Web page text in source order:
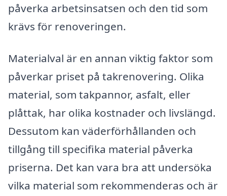
påverka arbetsinsatsen och den tid som
krävs för renoveringen.
Materialval är en annan viktig faktor som
påverkar priset på takrenovering. Olika
material, som takpannor, asfalt, eller
plåttak, har olika kostnader och livslängd.
Dessutom kan väderförhållanden och
tillgång till specifika material påverka
priserna. Det kan vara bra att undersöka
vilka material som rekommenderas och är